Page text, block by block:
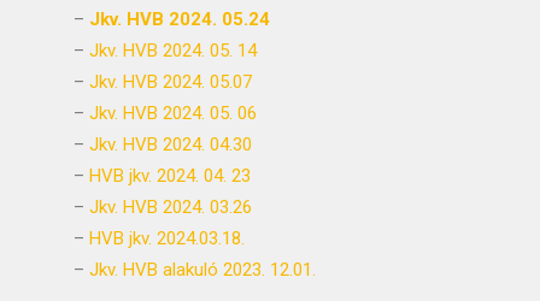
– Jkv. HVB 2024. 05.24
– Jkv. HVB 2024. 05. 14
– Jkv. HVB 2024. 05.07
– Jkv. HVB 2024. 05. 06
– Jkv. HVB 2024. 04.30
– HVB jkv. 2024. 04. 23
– Jkv. HVB 2024. 03.26
– HVB jkv. 2024.03.18.
– Jkv. HVB alakuló 2023. 12.01.